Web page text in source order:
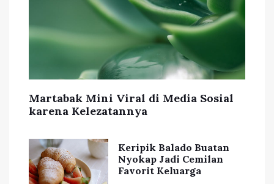
Martabak Mini Viral di Media Sosial
karena Kelezatannya
Keripik Balado Buatan
Nyokap Jadi Cemilan
Favorit Keluarga